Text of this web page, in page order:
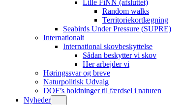
Lille FiNN (afsluttet)
Random walks
Territoriekortlægning
Seabirds Under Pressure (SUPRE)
Internationalt
International skovbeskyttelse
Sådan beskytter vi skov
Her arbejder vi
Høringssvar og breve
Naturpolitisk Udvalg
DOF’s holdninger til færdsel i naturen
Nyheder